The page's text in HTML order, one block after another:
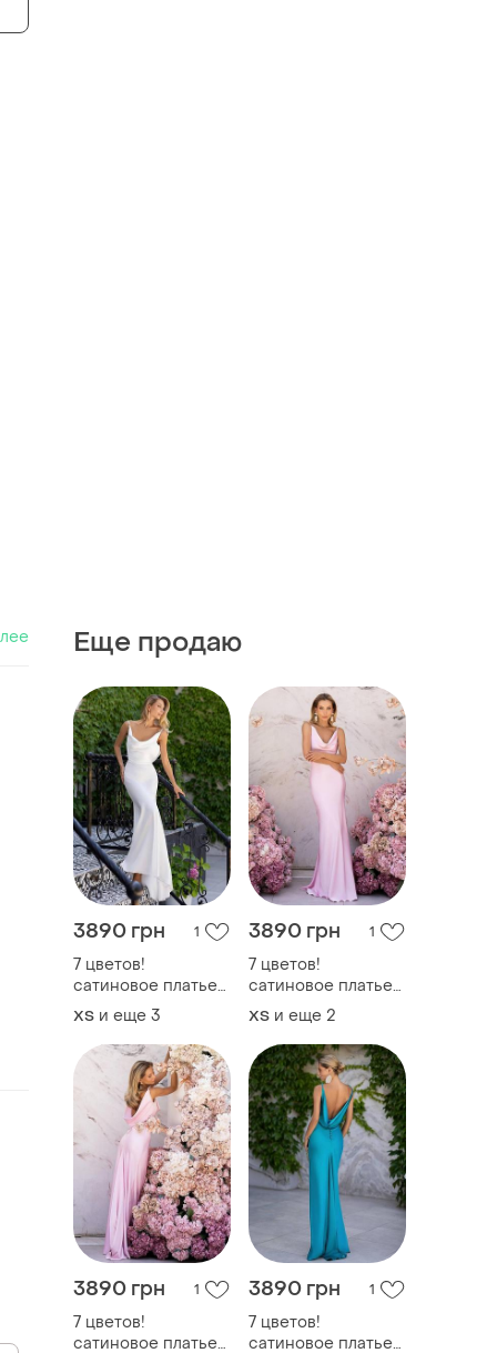
Еще продаю
3890 грн 1
7 цветов!
сатиновое платье
с открытой спиной
с вырезом
хомутом, длинная
комбинация,
платье макси,
вечернее,
классическое,
праздничное,
приталенное
ХS и еще 3
3890 грн 1
7 цветов!
сатиновое платье
с открытой спиной
с вырезом
хомутом, длинная
комбинация,
платье макси,
вечернее,
классическое,
праздничное,
приталенное
ХS и еще 2
3890 грн 1
7 цветов!
сатиновое платье
3890 грн 1
7 цветов!
сатиновое платье